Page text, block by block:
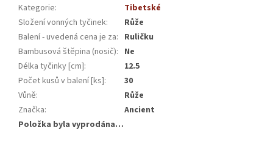
Kategorie:
Tibetské
Složení vonných tyčinek:
Růže
Balení - uvedená cena je za: Ruličku
Bambusová štěpina (nosič): Ne
Délka tyčinky [cm]:
12.5
Počet kusů v balení [ks]:
30
Vůně:
Růže
Značka:
Ancient
Položka byla vyprodána…